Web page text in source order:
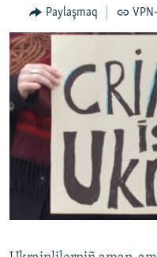
İNSAN AQLARI
VİDEO
SÜRET
BLOGLAR
FİKİR
Русский
Українською
Paylaşmaq